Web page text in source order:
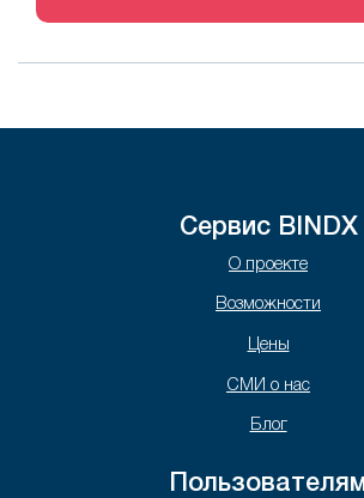
Сервис BINDX
О проекте
Возможности
Цены
СМИ о нас
Блог
Пользователям